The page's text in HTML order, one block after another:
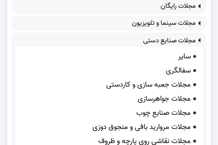
مجلات رایگان
مجلات سینما و تلویزیون
مجلات صنایع دستی
سایر
سفالگری
مجلات جعبه سازی و کاردستی
مجلات جواهرسازی
مجلات صنایع چوب
مجلات مروارید بافی و منجوق دوزی
مجلات نقاشی روی پارچه و ظروف